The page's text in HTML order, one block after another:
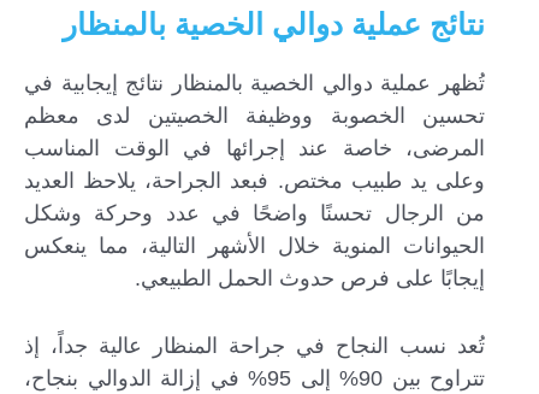
نتائج عملية دوالي الخصية بالمنظار
تُظهر عملية دوالي الخصية بالمنظار نتائج إيجابية في
تحسين الخصوبة ووظيفة الخصيتين لدى معظم
المرضى، خاصة عند إجرائها في الوقت المناسب
وعلى يد طبيب مختص. فبعد الجراحة، يلاحظ العديد
من الرجال تحسنًا واضحًا في عدد وحركة وشكل
الحيوانات المنوية خلال الأشهر التالية، مما ينعكس
إيجابًا على فرص حدوث الحمل الطبيعي.
تُعد نسب النجاح في جراحة المنظار عالية جداً، إذ
تتراوح بين 90% إلى 95% في إزالة الدوالي بنجاح،